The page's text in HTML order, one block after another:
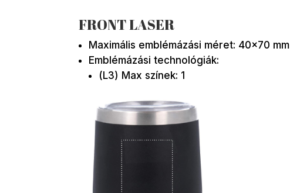
FRONT LASER
Maximális emblémázási méret: 40×70 mm
Emblémázási technológiák:
(L3) Max színek: 1